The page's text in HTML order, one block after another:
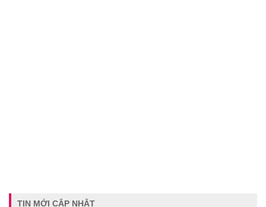
TIN MỚI CẬP NHẬT